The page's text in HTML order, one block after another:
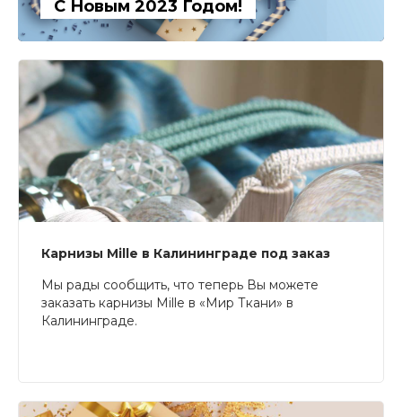
С Новым 2023 Годом!
Карнизы Mille в Калининграде под заказ
Мы рады сообщить, что теперь Вы можете
заказать карнизы Mille в «Мир Ткани» в
Калининграде.